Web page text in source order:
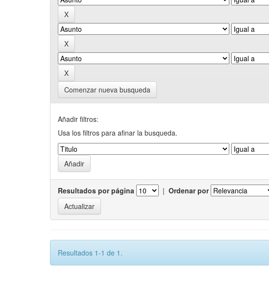
Comenzar nueva busqueda
Añadir filtros:
Usa los filtros para afinar la busqueda.
Resultados por página | Ordenar por
Resultados 1-1 de 1.